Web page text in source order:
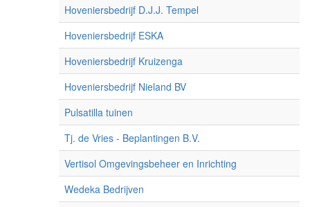
Hoveniersbedrijf D.J.J. Tempel
Hoveniersbedrijf ESKA
Hoveniersbedrijf Kruizenga
Hoveniersbedrijf Nieland BV
Pulsatilla tuinen
Tj. de Vries - Beplantingen B.V.
Vertisol Omgevingsbeheer en Inrichting
Wedeka Bedrijven